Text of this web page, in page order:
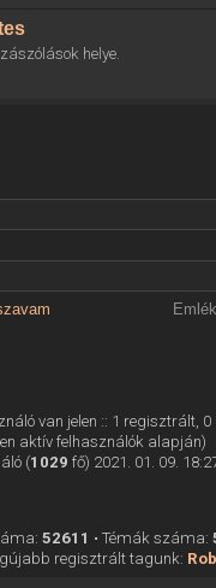
helye.
van jelen :: 1 regisztrált, 0
aktív felhasználók alapján)
(1029 fő) 2021. 01. 09.
52611 • Témák száma:
regisztrált tagunk: